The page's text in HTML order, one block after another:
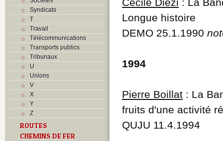
Syndicats
T
Travail
Télécommunications
Transports publics
Tribunaux
U
Unions
V
X
Y
Z
ROUTES
CHEMINS DE FER
Longue histoire
DEMO 25.1.1990
1994
Pierre Boillat : La
fruits d'une activité
QUJU 11.4.1994